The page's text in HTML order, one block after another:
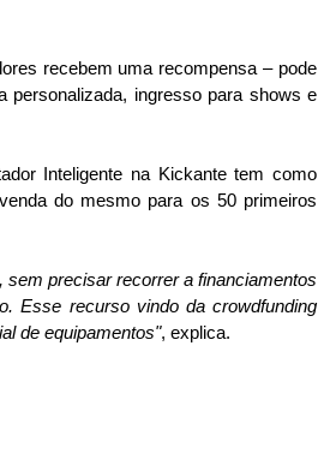
recebem uma recompensa – pode
ingresso para shows e
Inteligente na Kickante tem como
do mesmo para os 50 primeiros
precisar recorrer a financiamentos
Esse recurso vindo da crowdfunding
de equipamentos", explica.